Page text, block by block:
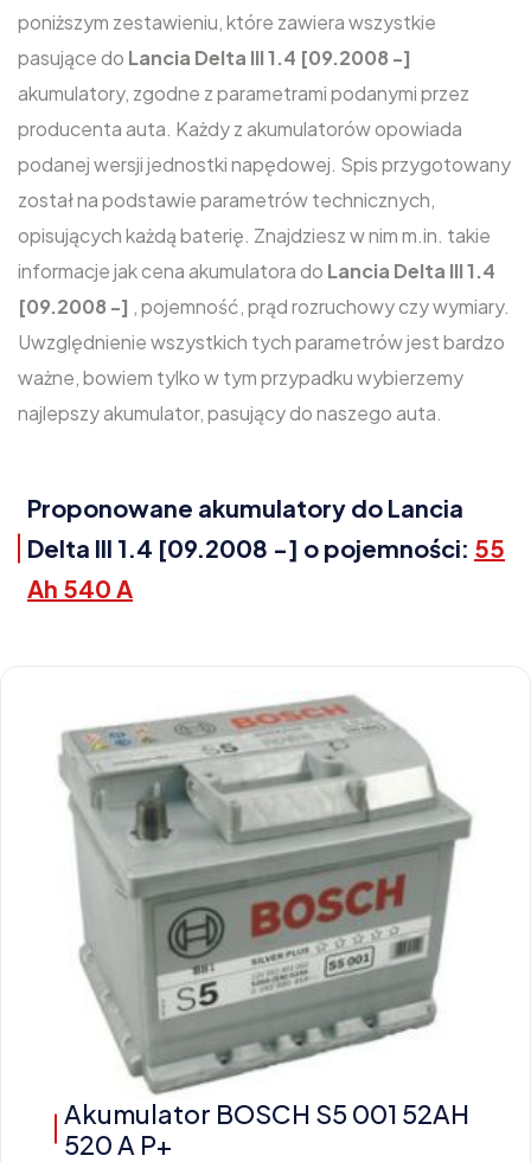
poniższym zestawieniu, które zawiera wszystkie
pasujące do Lancia Delta III 1.4 [09.2008 -]
akumulatory, zgodne z parametrami podanymi przez
producenta auta. Każdy z akumulatorów opowiada
podanej wersji jednostki napędowej. Spis przygotowany
został na podstawie parametrów technicznych,
opisujących każdą baterię. Znajdziesz w nim m.in. takie
informacje jak cena akumulatora do Lancia Delta III 1.4
[09.2008 -] , pojemność, prąd rozruchowy czy wymiary.
Uwzględnienie wszystkich tych parametrów jest bardzo
ważne, bowiem tylko w tym przypadku wybierzemy
najlepszy akumulator, pasujący do naszego auta.
Proponowane akumulatory do Lancia
Delta III 1.4 [09.2008 -] o pojemności: 55
Ah 540 A
Akumulator BOSCH S5 001 52AH
520 A P+